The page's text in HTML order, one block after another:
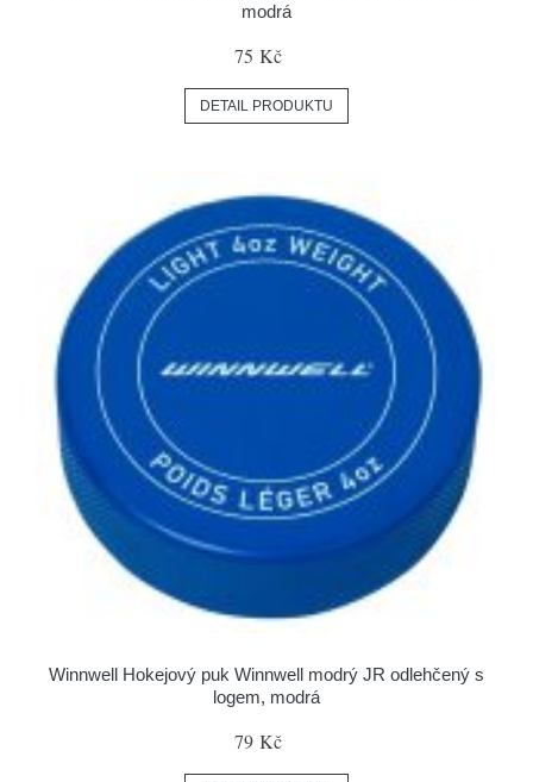
modrá
75 Kč
DETAIL PRODUKTU
Winnwell Hokejový puk Winnwell modrý JR odlehčený s
logem, modrá
79 Kč